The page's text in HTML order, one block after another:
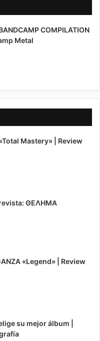
COMPILATION
Metal
Mastery» | Review
ΘΕΛΗΜΑ
«Legend» | Review
su mejor álbum |